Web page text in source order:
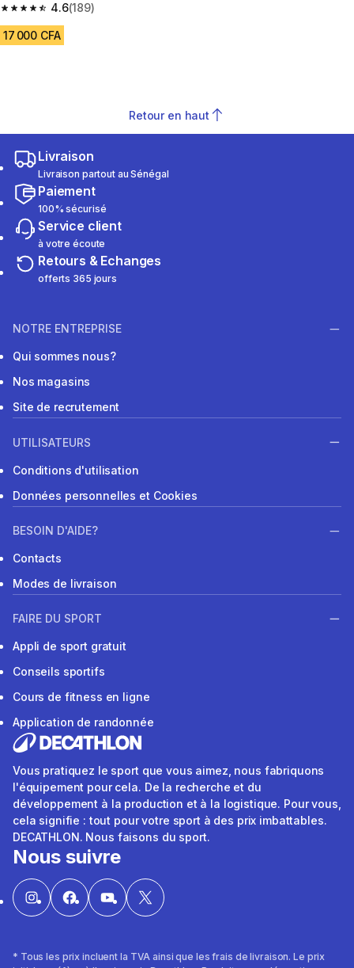
4.6
4.6 out of 5 stars from 189 reviews
(189)
17 000 CFA
Retour en haut
Livraison
Livraison partout au Sénégal
Paiement
100% sécurisé
Service client
à votre écoute
Retours & Echanges
offerts 365 jours
NOTRE ENTREPRISE
Qui sommes nous?
Nos magasins
Site de recrutement
UTILISATEURS
Conditions d'utilisation
Données personnelles et Cookies
BESOIN D'AIDE?
Contacts
Modes de livraison
FAIRE DU SPORT
Appli de sport gratuit
Conseils sportifs
Cours de fitness en ligne
Application de randonnée
Vous pratiquez le sport que vous aimez, nous fabriquons
l'équipement pour cela. De la recherche et du
développement à la production et à la logistique. Pour vous,
cela signifie : tout pour votre sport à des prix imbattables.
DECATHLON. Nous faisons du sport.
Nous suivre
* Tous les prix incluent la TVA ainsi que les frais de livraison. Le prix